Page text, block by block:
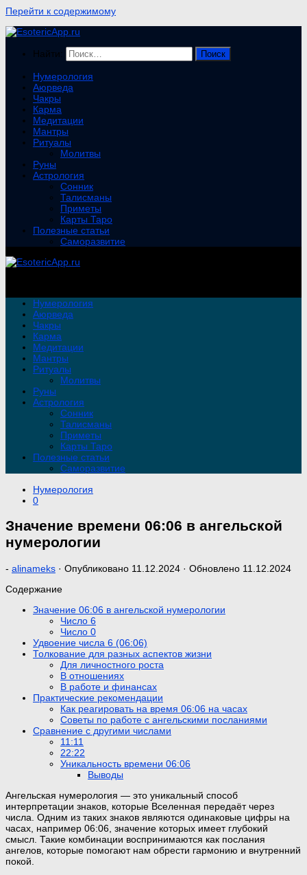
Перейти к содержимому
Найти:
Нумерология
Аюрведа
Чакры
Карма
Медитации
Мантры
Ритуалы
Молитвы
Руны
Астрология
Сонник
Талисманы
Приметы
Карты Таро
Полезные статьи
Саморазвитие
Нумерология
Аюрведа
Чакры
Карма
Медитации
Мантры
Ритуалы
Молитвы
Руны
Астрология
Сонник
Талисманы
Приметы
Карты Таро
Полезные статьи
Саморазвитие
Нумерология
0
Значение времени 06:06 в ангельской
нумерологии
- alinameks · Опубликовано 11.12.2024 · Обновлено 11.12.2024
Содержание
Значение 06:06 в ангельской нумерологии
Число 6
Число 0
Удвоение числа 6 (06:06)
Толкование для разных аспектов жизни
Для личностного роста
В отношениях
В работе и финансах
Практические рекомендации
Как реагировать на время 06:06 на часах
Советы по работе с ангельскими посланиями
Сравнение с другими числами
11:11
22:22
Уникальность времени 06:06
Выводы
Ангельская нумерология — это уникальный способ
интерпретации знаков, которые Вселенная передаёт через
числа. Одним из таких знаков являются одинаковые цифры на
часах, например 06:06, значение которых имеет глубокий
смысл. Такие комбинации воспринимаются как послания
ангелов, которые помогают нам обрести гармонию и внутренний
покой.